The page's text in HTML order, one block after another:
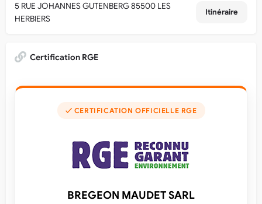
5 RUE JOHANNES GUTENBERG 85500 LES
HERBIERS
Itinéraire
Certification RGE
✓ CERTIFICATION OFFICIELLE RGE
BREGEON MAUDET SARL